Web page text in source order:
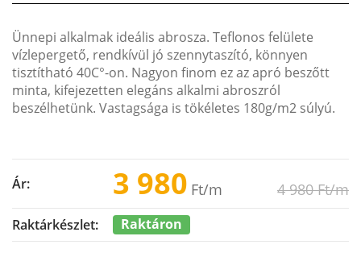
Ünnepi alkalmak ideális abrosza. Teflonos felülete
vízlepergető, rendkívül jó szennytaszító, könnyen
tisztítható 40C°-on. Nagyon finom ez az apró beszőtt
minta, kifejezetten elegáns alkalmi abroszról
beszélhetünk. Vastagsága is tökéletes 180g/m2 súlyú.
Ár: 3 980 Ft/m 4 980Ft/m
Raktárkészlet: Raktáron